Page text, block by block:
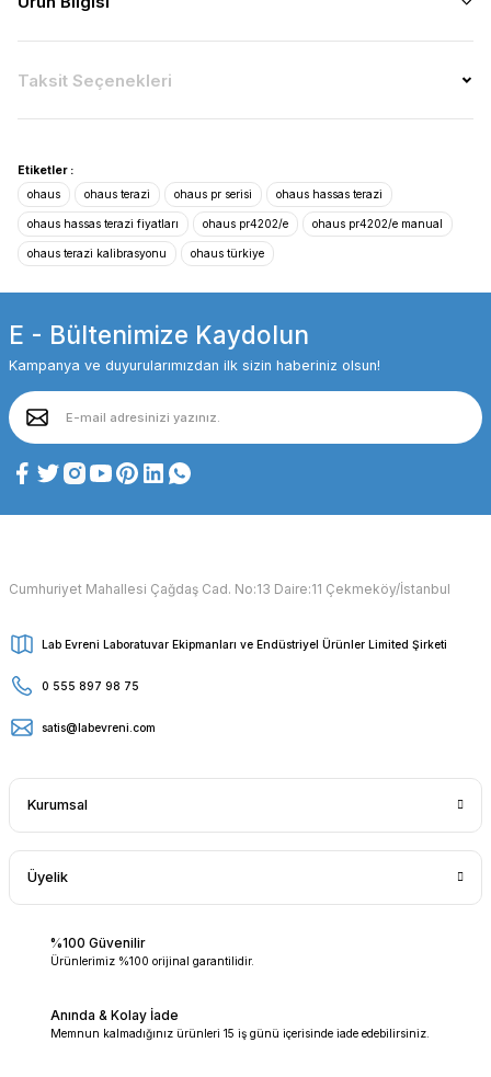
Taksit Seçenekleri
Etiketler :
ohaus
ohaus terazi ohaus pr serisi ohaus hassas terazi
ohaus hassas terazi fiyatları ohaus pr4202/e ohaus pr4202/e manual
ohaus terazi kalibrasyonu ohaus türkiye
E - Bültenimize Kaydolun
Kampanya ve duyurularımızdan ilk sizin haberiniz olsun!
Cumhuriyet Mahallesi Çağdaş Cad. No:13 Daire:11 Çekmeköy/İstanbul
Lab Evreni Laboratuvar Ekipmanları ve Endüstriyel Ürünler Limited Şirketi
0 555 897 98 75
satis@labevreni.com
Kurumsal
Üyelik
%100 Güvenilir
Ürünlerimiz %100 orijinal garantilidir.
Anında & Kolay İade
Memnun kalmadığınız ürünleri 15 iş günü içerisinde iade edebilirsiniz.